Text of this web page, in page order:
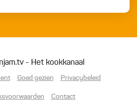
- Het kookkanaal
Goed gezien Privacybeleid
Contact